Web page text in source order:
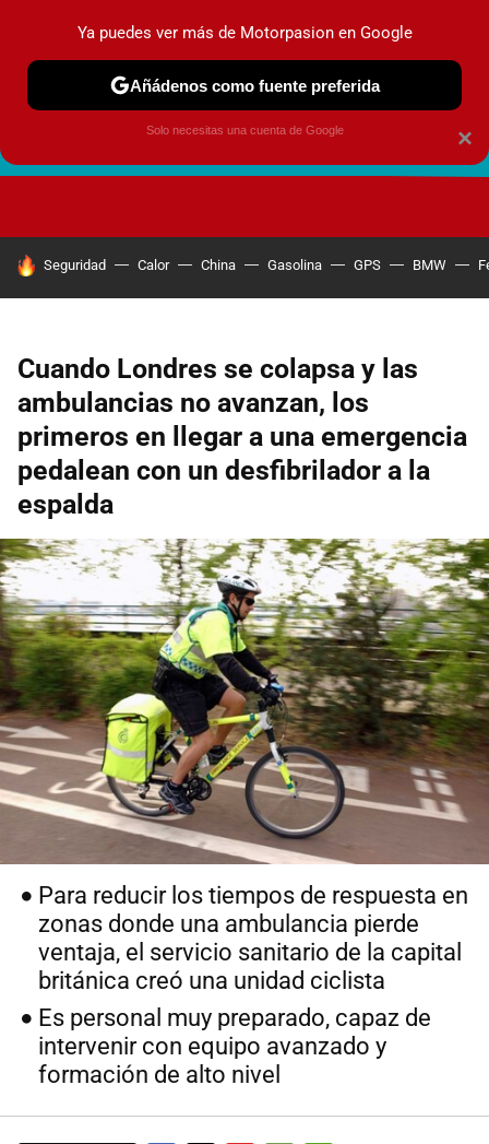
HOY SE HABLA DE
Seguridad Calor China Gasolina GPS BMW
Cuando Londres se colapsa y las
ambulancias no avanzan, los
primeros en llegar a una emergencia
pedalean con un desfibrilador a la
espalda
Para reducir los tiempos de respuesta en
zonas donde una ambulancia pierde
ventaja, el servicio sanitario de la capital
británica creó una unidad ciclista
Es personal muy preparado, capaz de
intervenir con equipo avanzado y
formación de alto nivel
×
Ya puedes ver más de Motorpasion en Google
Añádenos como fuente preferida
Solo necesitas una cuenta de Google